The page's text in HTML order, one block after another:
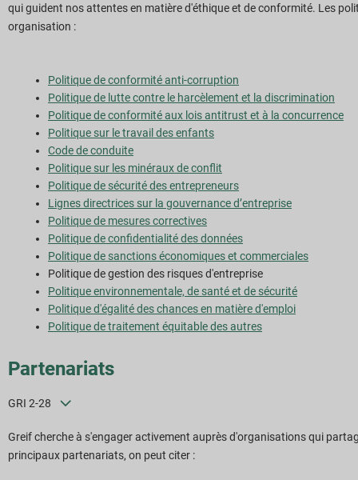
qui guident nos attentes en matière d'éthique et de conformité. Les
organisation :
Politique de conformité anti-corruption
Politique de lutte contre le harcèlement et la discrimination
Politique de conformité aux lois antitrust et à la concurrence
Politique sur le travail des enfants
Code de conduite
Politique sur les minéraux de conflit
Politique de sécurité des entrepreneurs
Lignes directrices sur la gouvernance d’entreprise
Politique de mesures correctives
Politique de confidentialité des données
Politique de sanctions économiques et commerciales
Politique de gestion des risques d'entreprise
Politique environnementale, de santé et de sécurité
Politique d'égalité des chances en matière d'emploi
Politique de traitement équitable des autres
Partenariats
GRI 2-28
Greif cherche à s'engager activement auprès d'organisations qui
principaux partenariats, on peut citer :